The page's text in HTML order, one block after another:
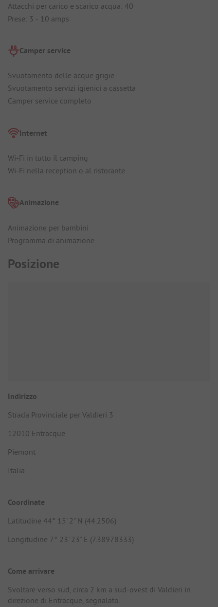
Attacchi per carico e scarico acqua: 40
Prese: 3 - 10 amps
Camper service
Svuotamento delle acque grigie
Svuotamento servizi igienici a cassetta
Camper service completo
Internet
Wi-Fi in tutto il camping
Wi-Fi nella reception o al ristorante
Animazione
Animazione per bambini
Programma di animazione
Posizione
Indirizzo
Strada Provinciale per Valdieri 3
12010 Entracque
Piemont
Italia
Coordinate
Latitudine 44° 15' 2" N (44.2506)
Longitudine 7° 23' 23" E (7.38978333)
Come arrivare
Svoltare verso sud, circa 2 km a sud-ovest di Valdieri in
direzione di Entracque, segnalato.